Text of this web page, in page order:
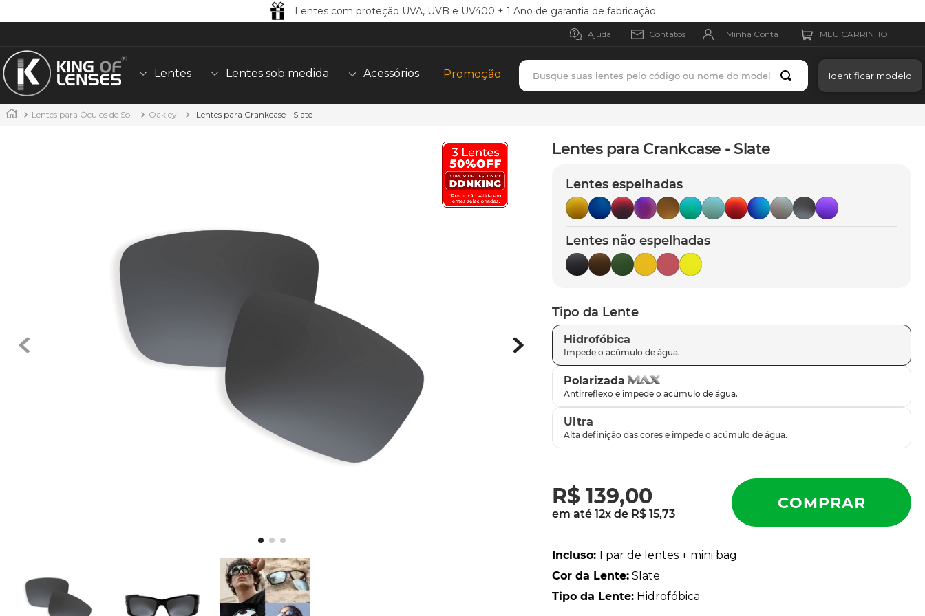
Lentes com proteção UVA, UVB e UV400 + 1 Ano de garantia de fabricação.
Ajuda Contatos Minha Conta
Lentes Lentes sob medida Acessórios Promoção
Busque suas lentes pelo código ou nome do modelo
Identificar modelo
Lentes para Óculos de Sol Oakley Lentes para Crankcase - Slate
Lentes para Crankcase - Slate
Lentes espelhadas
Lentes não espelhadas
Tipo da Lente
Hidrofóbica
Polarizada
Ultra
R$ 139,00
em até12x de R$ 15,73
Incluso: 1 par de lentes + mini bag
Cor da Lente: Slate
Tipo da Lente: Hidrofóbica
parafusos
gascan